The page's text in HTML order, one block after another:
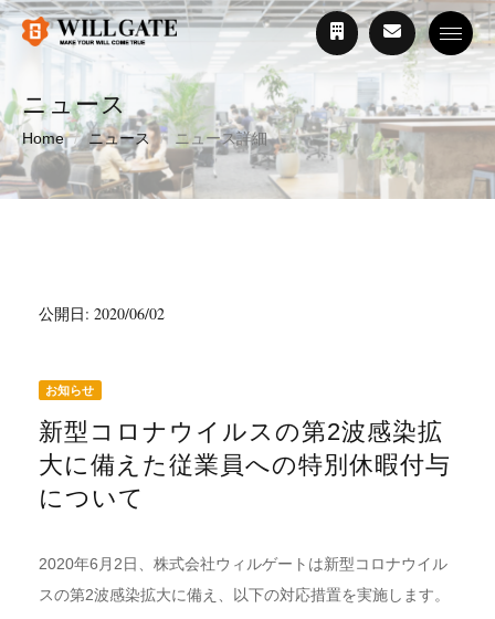
ニュース
Home ニュース ニュース詳細
公開日: 2020/06/02
お知らせ
新型コロナウイルスの第2波感染拡
大に備えた従業員への特別休暇付与
について
2020年6月2日、株式会社ウィルゲートは新型コロナウイル
スの第2波感染拡大に備え、以下の対応措置を実施します。